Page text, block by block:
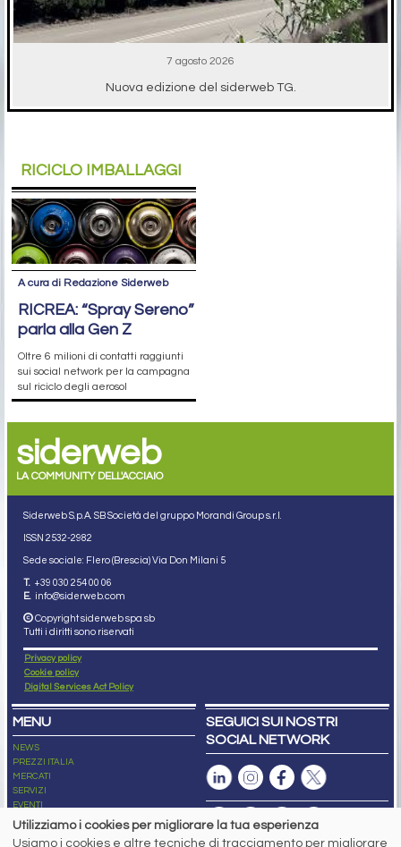
7 agosto 2026
Nuova edizione del siderweb TG.
RICICLO IMBALLAGGI
A cura di Redazione Siderweb
RICREA: “Spray Sereno”
parla alla Gen Z
Oltre 6 milioni di contatti raggiunti
sui social network per la campagna
sul riciclo degli aerosol
siderweb
LA COMMUNITY DELL'ACCIAIO
Siderweb S.p.A. SB Società del gruppo Morandi Group s.r.l.
ISSN 2532-2982
Sede sociale: Flero (Brescia) Via Don Milani 5
T. +39 030 254 00 06
E. info@siderweb.com
Copyright siderweb spa sb
Tutti i diritti sono riservati
Privacy policy
Cookie policy
Digital Services Act Policy
MENU
NEWS
PREZZI ITALIA
MERCATI
SERVIZI
EVENTI
ABBONAMENTI
SEGUICI SUI NOSTRI
SOCIAL NETWORK
Utilizziamo i cookies per migliorare la tua esperienza
Usiamo i cookies e altre tecniche di tracciamento per migliorare